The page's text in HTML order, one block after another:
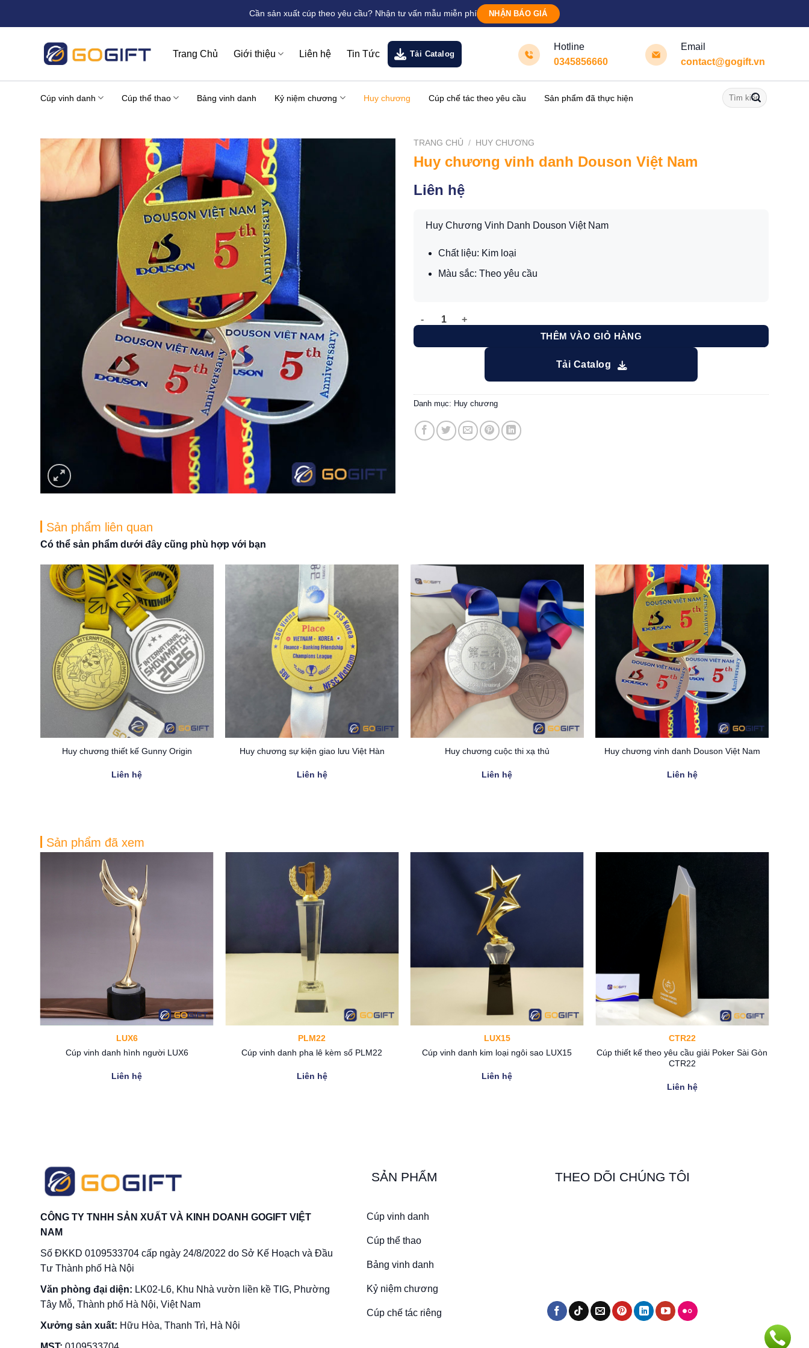
Cần sản xuất cúp theo yêu cầu? Nhận tư vấn mẫu miễn phí NHẬN BÁO GIÁ
Trang Chủ Giới thiệu Liên hệ Tin Tức Tải Catalog
Hotline
0345856660
Email
contact@gogift.vn
Cúp vinh danh Cúp thể thao Bảng vinh danh Kỷ niệm chương Huy chương Cúp chế tác theo yêu cầu Sản phẩm đã thực hiện
Tìm
kiếm:
TRANG CHỦ / HUY CHƯƠNG
Huy chương vinh danh Douson Việt Nam
Liên hệ
Huy Chương Vinh Danh Douson Việt Nam
Chất liệu: Kim loại
Màu sắc: Theo yêu cầu
Huy chương vinh danh Douson Việt Nam số lượng
THÊM VÀO GIỎ HÀNG
Tải Catalog
Danh mục: Huy chương
Sản phẩm liên quan
Có thể sản phẩm dưới đây cũng phù hợp với bạn
Huy chương thiết kế Gunny Origin
Liên hệ
Huy chương sự kiện giao lưu Việt Hàn
Liên hệ
Huy chương cuộc thi xạ thủ
Liên hệ
Huy chương vinh danh Douson Việt Nam
Liên hệ
Sản phẩm đã xem
LUX6
Cúp vinh danh hình người LUX6
Liên hệ
PLM22
Cúp vinh danh pha lê kèm số PLM22
Liên hệ
LUX15
Cúp vinh danh kim loại ngôi sao LUX15
Liên hệ
CTR22
Cúp thiết kế theo yêu cầu giải Poker Sài Gòn
CTR22
Liên hệ
CÔNG TY TNHH SẢN XUẤT VÀ KINH DOANH GOGIFT VIỆT
NAM
Số ĐKKD 0109533704 cấp ngày 24/8/2022 do Sở Kế Hoạch và Đầu
Tư Thành phố Hà Nội
Văn phòng đại diện: LK02-L6, Khu Nhà vườn liền kề TIG, Phường
Tây Mỗ, Thành phố Hà Nội, Việt Nam
Xưởng sản xuất: Hữu Hòa, Thanh Trì, Hà Nội
SẢN PHẨM
Cúp vinh danh
Cúp thể thao
Bảng vinh danh
Kỷ niệm chương
Cúp chế tác riêng
THEO DÕI CHÚNG TÔI